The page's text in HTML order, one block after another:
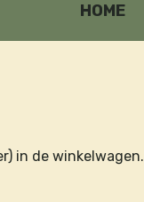
HOME
in de winkelwagen.